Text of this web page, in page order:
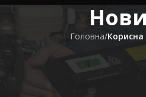
Головна/Корисна
КОРИСНА ІНФОРМАЦІЯ
Навіщо знімати